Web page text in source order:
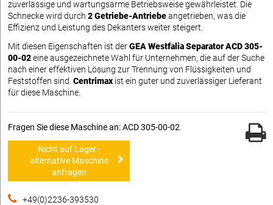
zuverlässige und wartungsarme Betriebsweise gewährleistet. Die
Schnecke wird durch 2 Getriebe-Antriebeangetrieben, was die
Effizienz und Leistung des Dekanters weiter steigert.
Mit diesen Eigenschaften ist derGEA Westfalia Separator ACD 305-
00-02eine ausgezeichnete Wahl für Unternehmen, die auf der Suche
nach einer effektiven Lösung zur Trennung von Flüssigkeiten und
Feststoffen sind. Centrimax ist ein guter und zuverlässiger Lieferant
für diese Maschine.
Fragen Sie diese Maschine an: ACD 305-00-02
Nicht auf Lager -
alternative Maschine
anfragen
+49(0)2236-393530